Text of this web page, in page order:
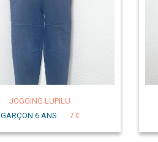
JOGGING LUPILU
GARÇON 6 ANS
7 €